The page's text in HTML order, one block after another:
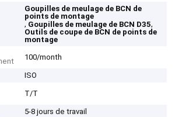
Goupilles de meulage de BCN de
points de montage
, Goupilles de meulage de BCN D35,
Outils de coupe de BCN de points de
montage
100/month
ISO
T/T
5-8 jours de travail